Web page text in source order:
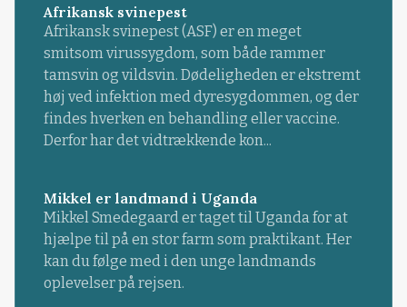
Afrikansk svinepest
Afrikansk svinepest (ASF) er en meget
smitsom virussygdom, som både rammer
tamsvin og vildsvin. Dødeligheden er ekstremt
høj ved infektion med dyresygdommen, og der
findes hverken en behandling eller vaccine.
Derfor har det vidtrækkende kon...
Mikkel er landmand i Uganda
Mikkel Smedegaard er taget til Uganda for at
hjælpe til på en stor farm som praktikant. Her
kan du følge med i den unge landmands
oplevelser på rejsen.